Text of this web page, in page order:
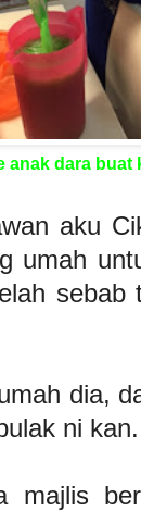
anak dara buat
aku
umah
sebab
dia,
ni kan.
majlis